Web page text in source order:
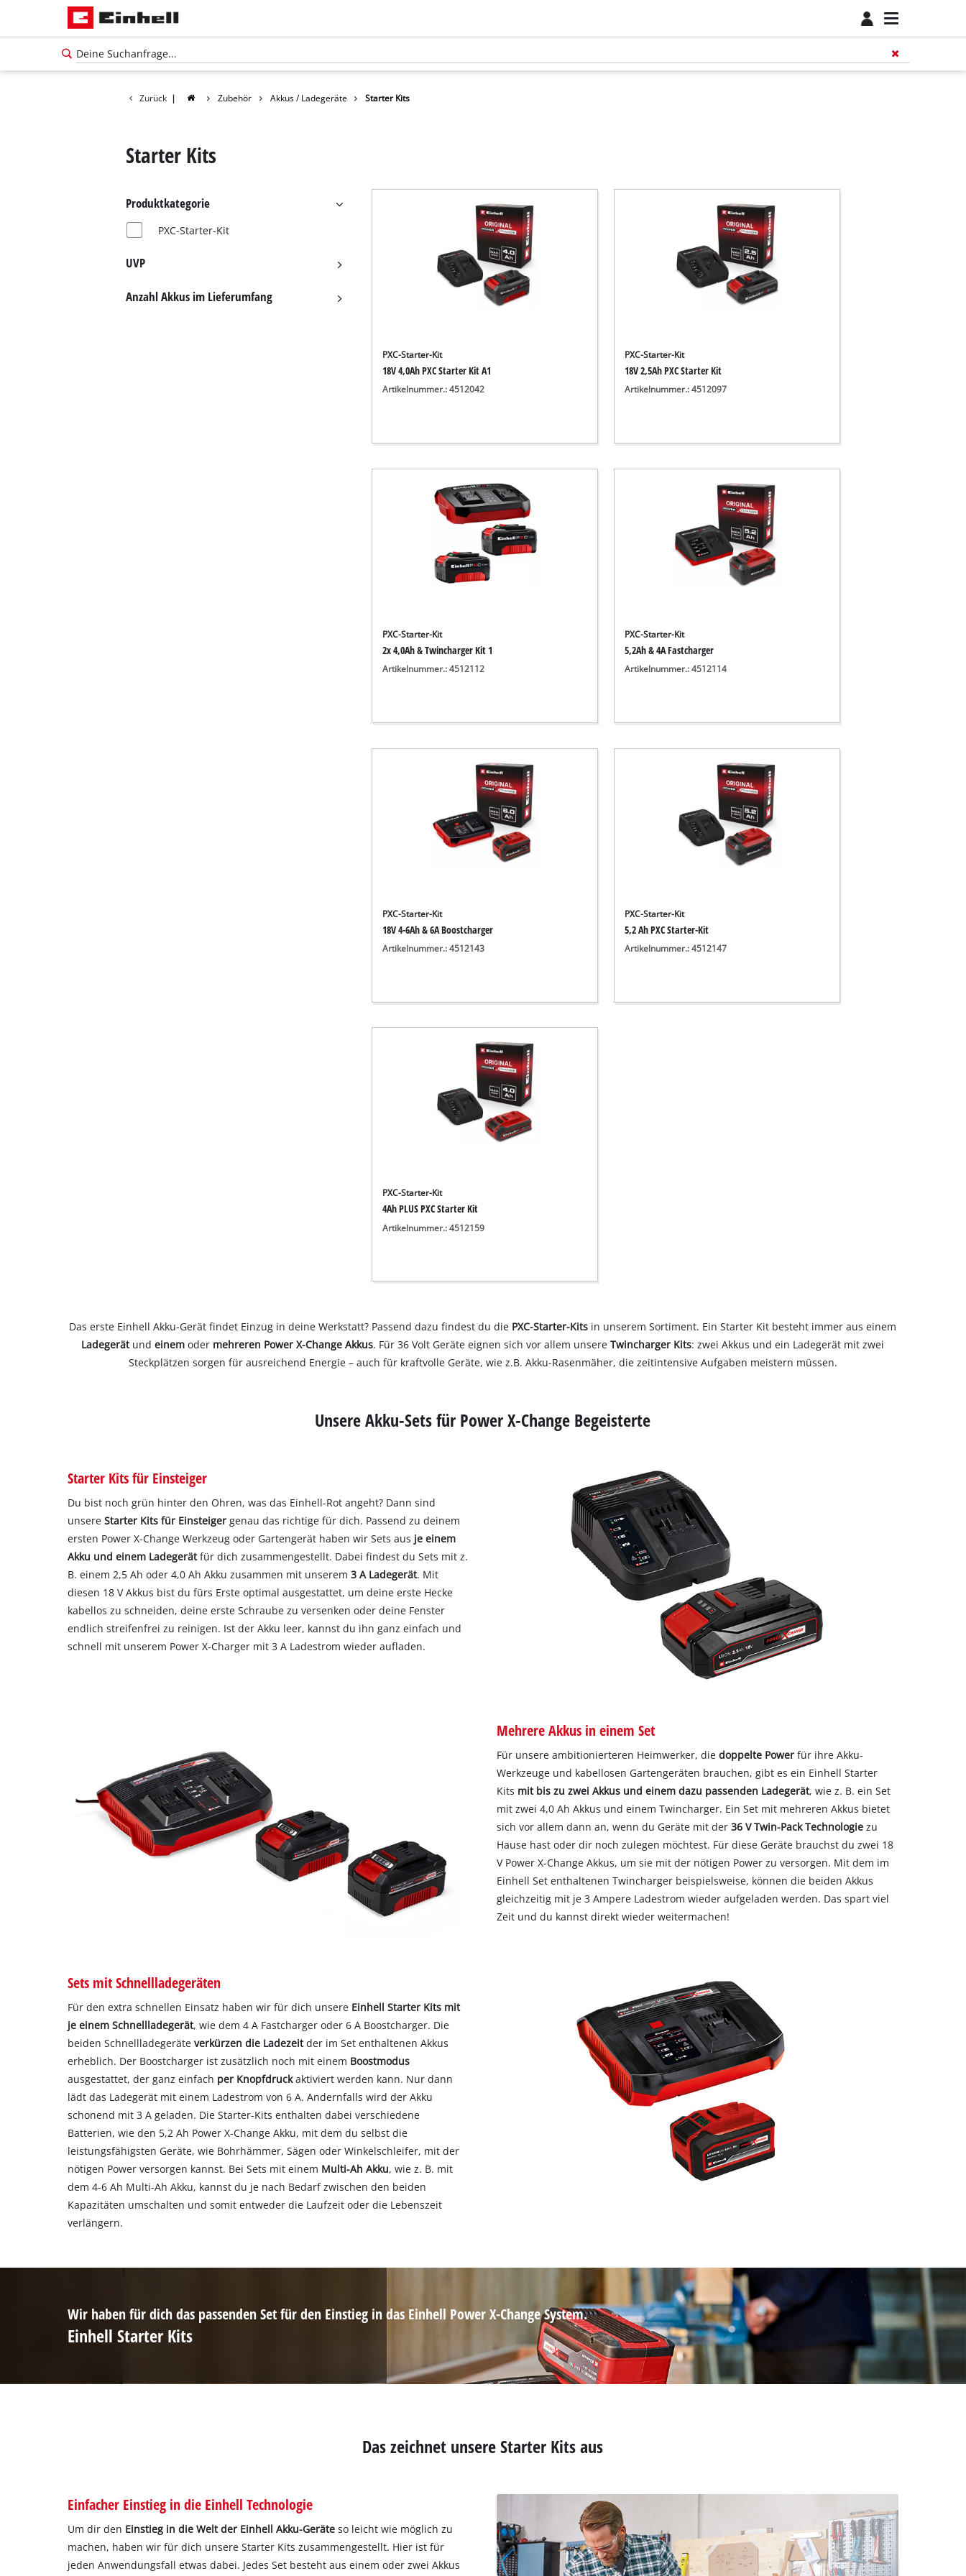
Zurück | Zubehör Akkus / Ladegeräte Starter Kits
Starter Kits
Produktkategorie
PXC-Starter-Kit
UVP
Anzahl Akkus im Lieferumfang
PXC-Starter-Kit
18V 4,0Ah PXC Starter Kit A1
Artikelnummer.: 4512042
PXC-Starter-Kit
18V 2,5Ah PXC Starter Kit
Artikelnummer.: 4512097
PXC-Starter-Kit
2x 4,0Ah & Twincharger Kit 1
Artikelnummer.: 4512112
PXC-Starter-Kit
5,2Ah & 4A Fastcharger
Artikelnummer.: 4512114
PXC-Starter-Kit
18V 4-6Ah & 6A Boostcharger
Artikelnummer.: 4512143
PXC-Starter-Kit
5,2 Ah PXC Starter-Kit
Artikelnummer.: 4512147
PXC-Starter-Kit
4Ah PLUS PXC Starter Kit
Artikelnummer.: 4512159
Das erste Einhell Akku-Gerät findet Einzug in deine Werkstatt? Passend dazu findest du die PXC-Starter-Kits in unserem Sortiment. Ein Starter Kit besteht immer aus einem
Ladegerät undeinemoder mehreren Power X-Change Akkus. Für 36 Volt Geräte eignen sich vor allem unsereTwincharger Kits: zwei Akkus und ein Ladegerät mit zwei
Steckplätzen sorgen für ausreichend Energie – auch für kraftvolle Geräte, wie z.B. Akku-Rasenmäher, die zeitintensive Aufgaben meistern müssen.
Unsere Akku-Sets für Power X-Change Begeisterte
Starter Kits für Einsteiger
Du bist noch grün hinter den Ohren, was das Einhell-Rot angeht? Dann sind
unsereStarter Kits für Einsteiger genau das richtige für dich. Passend zu deinem
ersten Power X-Change Werkzeug oder Gartengerät haben wir Sets aus je einem
Akku und einem Ladegerätfür dich zusammengestellt. Dabei findest du Sets mit z.
B. einem 2,5 Ah oder 4,0 Ah Akku zusammen mit unserem3 A Ladegerät. Mit
diesen 18 V Akkus bist du fürs Erste optimal ausgestattet, um deine erste Hecke
kabellos zu schneiden, deine erste Schraube zu versenken oder deine Fenster
endlich streifenfrei zu reinigen. Ist der Akku leer, kannst du ihn ganz einfach und
schnell mit unserem Power X-Charger mit 3 A Ladestrom wieder aufladen.
Mehrere Akkus in einem Set
Für unsere ambitionierteren Heimwerker, die doppelte Power für ihre Akku-
Werkzeuge und kabellosen Gartengeräten brauchen, gibt es ein Einhell Starter
Kits mit bis zu zwei Akkus und einem dazu passenden Ladegerät, wie z. B. ein Set
mit zwei 4,0 Ah Akkus und einem Twincharger. Ein Set mit mehreren Akkus bietet
sich vor allem dann an, wenn du Geräte mit der 36 V Twin-Pack Technologie zu
Hause hast oder dir noch zulegen möchtest. Für diese Geräte brauchst du zwei 18
V Power X-Change Akkus, um sie mit der nötigen Power zu versorgen. Mit dem im
Einhell Set enthaltenen Twincharger beispielsweise, können die beiden Akkus
gleichzeitig mit je 3 Ampere Ladestrom wieder aufgeladen werden. Das spart viel
Zeit und du kannst direkt wieder weitermachen!
Sets mit Schnellladegeräten
Für den extra schnellen Einsatz haben wir für dich unsere Einhell Starter Kits mit
je einem Schnellladegerät, wie dem 4 A Fastcharger oder 6 A Boostcharger. Die
beiden Schnellladegeräteverkürzen die Ladezeitder im Set enthaltenen Akkus
erheblich. Der Boostcharger ist zusätzlich noch mit einem Boostmodus
ausgestattet, der ganz einfach per Knopfdruckaktiviert werden kann. Nur dann
lädt das Ladegerät mit einem Ladestrom von 6 A. Andernfalls wird der Akku
schonend mit 3 A geladen. Die Starter-Kits enthalten dabei verschiedene
Batterien, wie den 5,2 Ah Power X-Change Akku, mit dem du selbst die
leistungsfähigsten Geräte, wie Bohrhämmer, Sägen oder Winkelschleifer, mit der
nötigen Power versorgen kannst. Bei Sets mit einem Multi-Ah Akku, wie z. B. mit
dem 4-6 Ah Multi-Ah Akku, kannst du je nach Bedarf zwischen den beiden
Kapazitäten umschalten und somit entweder die Laufzeit oder die Lebenszeit
verlängern.
Wir haben für dich das passenden Set für den Einstieg in das Einhell Power X-Change System.
Einhell Starter Kits
Das zeichnet unsere Starter Kits aus
Einfacher Einstieg in die Einhell Technologie
Um dir den Einstieg in die Welt der Einhell Akku-Geräte so leicht wie möglich zu
machen, haben wir für dich unsere Starter Kits zusammengestellt. Hier ist für
jeden Anwendungsfall etwas dabei. Jedes Set besteht aus einem oder zwei Akkus